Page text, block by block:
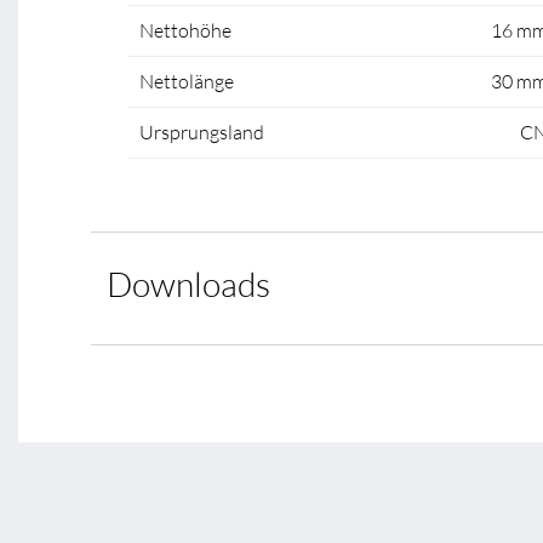
Nettohöhe 16
Nettolänge 30
Ursprungsland
Downloads